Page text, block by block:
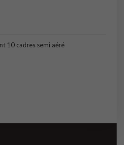
10 cadres semi aéré